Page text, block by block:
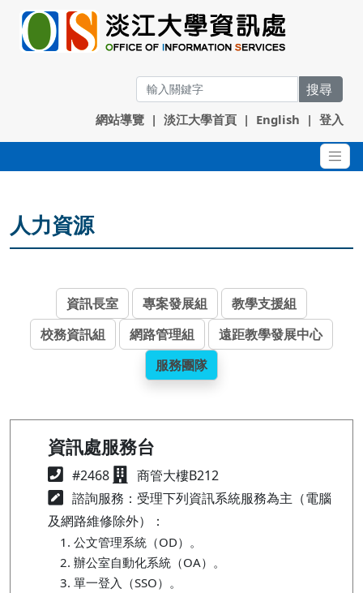
搜尋
網站導覽 | 淡江大學首頁 | English | 登入
人力資源
資訊長室 專案發展組
教學支援組
校務資訊組
網路管理組
遠距教學發展中心
服務團隊
資訊處服務台
#2468
商管大樓B212
諮詢服務：受理下列資訊系統服務為主（電腦
及網路維修除外）：
公文管理系統（OD）。
辦公室自動化系統（OA）。
單一登入（SSO）。